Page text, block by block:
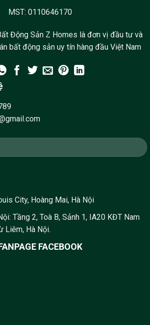
MST: 0110646170
Động Sản Z Homes là đơn vị đầu tư và
bất động sản uy tín hàng đầu Việt Nam
City, Hoàng Mai, Hà Nội
Tầng 2, Toà B, Sảnh 1, IA20 KĐT Nam
Liêm, Hà Nội.
FACEBOOK